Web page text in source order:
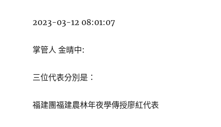
2023-03-12 08:01:07
掌管人 金晴中:
三位代表分別是：
福建團福建農林年夜學傳授廖紅代表